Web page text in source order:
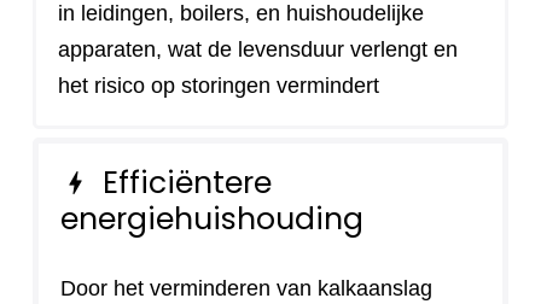
in leidingen, boilers, en huishoudelijke
apparaten, wat de levensduur verlengt en
het risico op storingen vermindert
bolt
Efficiëntere
energiehuishouding
Door het verminderen van kalkaanslag